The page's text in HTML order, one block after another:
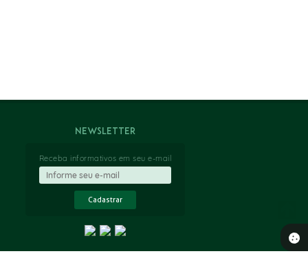
Newsletter
Receba informativos em seu e-mail
Cadastrar